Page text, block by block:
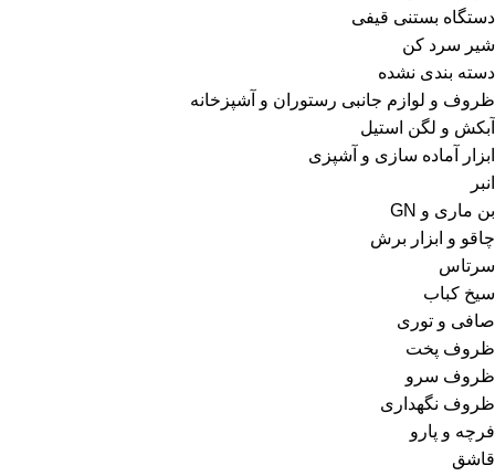
دستگاه بستنی قیفی
شیر سرد کن
دسته بندی نشده
ظروف و لوازم جانبی رستوران و آشپزخانه
آبکش و لگن استیل
ابزار آماده سازی و آشپزی
انبر
بن ماری و GN
چاقو و ابزار برش
سرتاس
سیخ کباب
صافی و توری
ظروف پخت
ظروف سرو
ظروف نگهداری
فرچه و پارو
قاشق